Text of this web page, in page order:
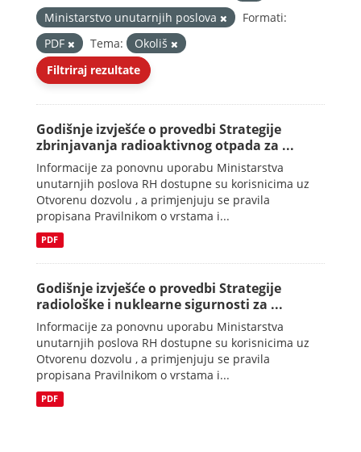
Ministarstvo unutarnjih poslova
Formati:
PDF
Tema:
Okoliš
Filtriraj rezultate
Godišnje izvješće o provedbi Strategije
zbrinjavanja radioaktivnog otpada za ...
Informacije za ponovnu uporabu Ministarstva
unutarnjih poslova RH dostupne su korisnicima uz
Otvorenu dozvolu , a primjenjuju se pravila
propisana Pravilnikom o vrstama i...
PDF
Godišnje izvješće o provedbi Strategije
radiološke i nuklearne sigurnosti za ...
Informacije za ponovnu uporabu Ministarstva
unutarnjih poslova RH dostupne su korisnicima uz
Otvorenu dozvolu , a primjenjuju se pravila
propisana Pravilnikom o vrstama i...
PDF